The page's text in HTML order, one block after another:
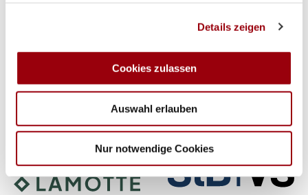
personalisieren, Funktionen für soziale Medien anbieten
soziale Medien, Werbung und Analysen weiter. Unsere
Partner führen diese Informationen möglicherweise mit
weiteren Daten zusammen, die Sie ihnen bereitgestellt
haben oder die sie im Rahmen Ihrer Nutzung der Dienste
Details zeigen
Cookies zulassen
Auswahl erlauben
Nur notwendige Cookies